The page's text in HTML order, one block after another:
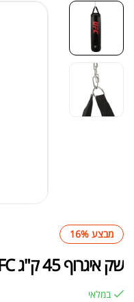
מבצע 16%
שק איגרוף 45 ק"ג UFC
במלאי